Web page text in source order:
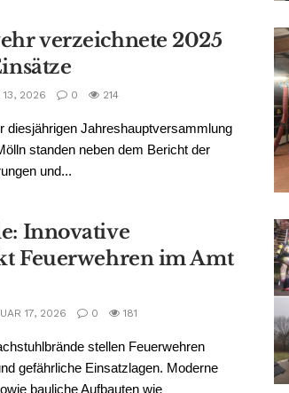
verzeichnete 2025
2026 0 214
diesjährigen Jahreshauptversammlung
standen neben dem Bericht der
und...
Innovative
Feuerwehren im Amt
17, 2026 0 181
stellen Feuerwehren
gefährliche Einsatzlagen. Moderne
bauliche Aufbauten wie